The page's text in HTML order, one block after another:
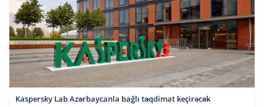
Kaspersky Lab Azərbaycanla bağlı təqdimat keçirəcək